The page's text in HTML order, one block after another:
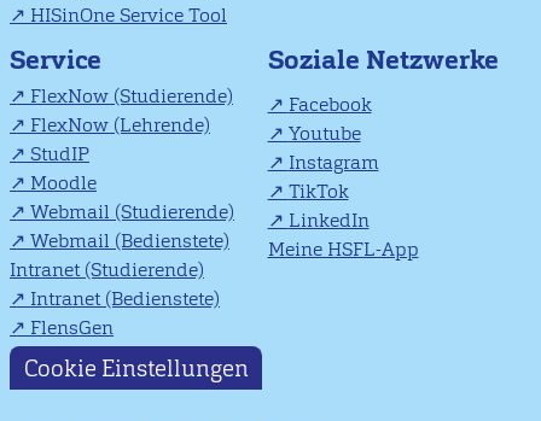
HISinOne Service Tool
Service
FlexNow (Studierende)
FlexNow (Lehrende)
StudIP
Moodle
Webmail (Studierende)
Webmail (Bedienstete)
Intranet (Studierende)
Intranet (Bedienstete)
FlensGen
Soziale Netzwerke
Facebook
Youtube
Instagram
TikTok
LinkedIn
Meine HSFL-App
Cookie Einstellungen